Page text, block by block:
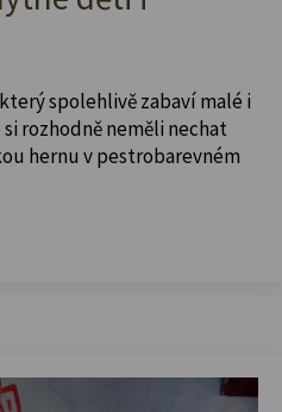
spolehlivě zabaví malé i
rozhodně neměli nechat
hernu v pestrobarevném